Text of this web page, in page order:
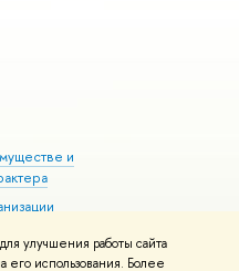
улучшения работы сайта
использования. Более
и
здоровья